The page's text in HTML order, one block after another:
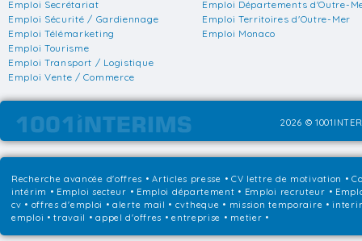
Emploi Secrétariat
Emploi Sécurité / Gardiennage
Emploi Télémarketing
Emploi Tourisme
Emploi Transport / Logistique
Emploi Vente / Commerce
Emploi Départements d'Outre-
Emploi Territoires d'Outre-Mer
Emploi Monaco
2026 ©
Recherche avancée d'offres •Articles presse • CV lettre de motivation •
intérim • Emploi secteur • Emploi département • Emploi recruteur •
cv • offres d'emploi • alerte mail • cvtheque • mission temporaire •
emploi • travail • appel d'offres • entreprise • metier •